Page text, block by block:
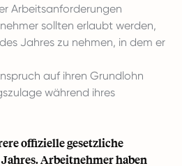
Arbeitsanforderungen
sollten erlaubt werden,
Jahres zu nehmen, in dem er
auf ihren Grundlohn
während ihres
offizielle gesetzliche
Arbeitnehmer haben